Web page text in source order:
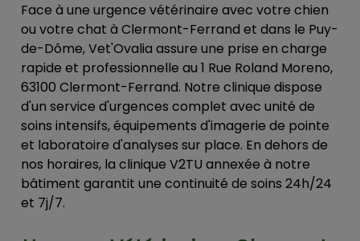
Face à une urgence vétérinaire avec votre chien
ou votre chat à Clermont-Ferrand et dans le Puy-
de-Dôme, Vet'Ovalia assure une prise en charge
rapide et professionnelle au 1 Rue Roland Moreno,
63100 Clermont-Ferrand. Notre clinique dispose
d'un service d'urgences complet avec unité de
soins intensifs, équipements d'imagerie de pointe
et laboratoire d'analyses sur place. En dehors de
nos horaires, la clinique V2TU annexée à notre
bâtiment garantit une continuité de soins 24h/24
et 7j/7.